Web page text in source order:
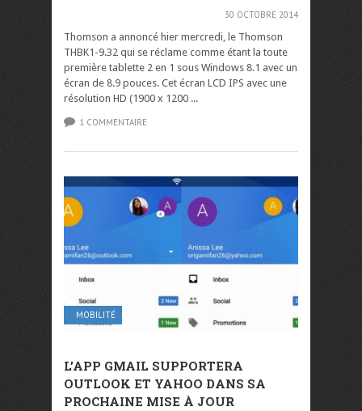
30 OCTOBRE 2014
Thomson a annoncé hier mercredi, le Thomson
THBK1-9.32 qui se réclame comme étant la toute
première tablette 2 en 1 sous Windows 8.1 avec un
écran de 8.9 pouces. Cet écran LCD IPS avec une
résolution HD (1900 x 1200 ...
1 COMMENTAIRE
MOBILITÉ
L’APP GMAIL SUPPORTERA
OUTLOOK ET YAHOO DANS SA
PROCHAINE MISE À JOUR